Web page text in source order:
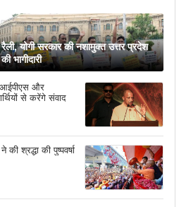
योगी सरकार की नशामुक्त उत्तर प्रदेश
भागीदारी
आईपीएस और
से करेंगे संवाद
श्रद्धा की पुष्पवर्षा